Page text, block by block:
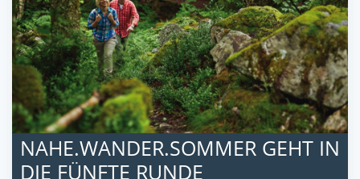
NAHE.WANDER.SOMMER GEHT IN
DIE FÜNFTE RUNDE